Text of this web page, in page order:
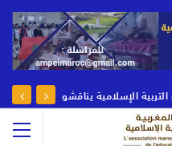
مكناس: أساتذة مادة التربية الإسلامية يناقشون رهانات وأدوار مادة التربية الإسلامية في يومها الوطني